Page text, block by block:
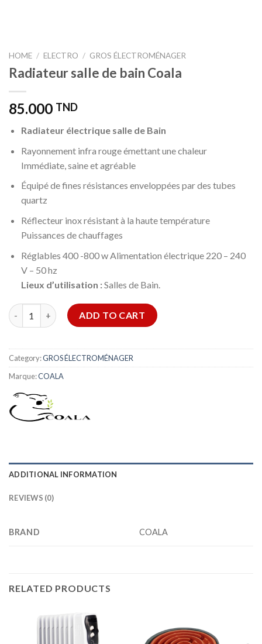
HOME / ELECTRO / GROS ÉLECTROMÉNAGER
Radiateur salle de bain Coala
85.000 TND
Radiateur électrique salle de Bain
Rayonnement infra rouge émettant une chaleur
Immédiate, saine et agréable
Équipé de fines résistances enveloppées par des tubes
quartz
Réflecteur inox résistant à la haute température
Puissances de chauffages
Réglables 400 -800 w Alimentation électrique 220 – 240
V – 50 hz
Lieux d’utilisation :Salles de Bain.
Radiateur salle de bain Coala quantity
ADD TO CART
Category:GROS ÉLECTROMÉNAGER
Marque:COALA
ADDITIONAL INFORMATION
REVIEWS (0)
BRAND COALA
RELATED PRODUCTS